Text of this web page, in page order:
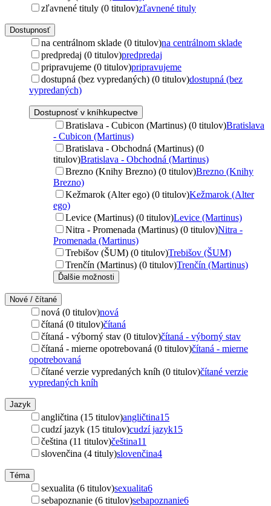
zľavnené tituly (0 titulov)zľavnené tituly
Dostupnosť
na centrálnom sklade (0 titulov)na centrálnom sklade
predpredaj (0 titulov)predpredaj
pripravujeme (0 titulov)pripravujeme
dostupná (bez vypredaných) (0 titulov)dostupná (bez
vypredaných)
Dostupnosť v kníhkupectve
Bratislava - Cubicon (Martinus) (0 titulov)Bratislava
- Cubicon (Martinus)
Bratislava - Obchodná (Martinus) (0
titulov)Bratislava - Obchodná (Martinus)
Brezno (Knihy Brezno) (0 titulov)Brezno (Knihy
Brezno)
Kežmarok (Alter ego) (0 titulov)Kežmarok (Alter
ego)
Levice (Martinus) (0 titulov)Levice (Martinus)
Nitra - Promenada (Martinus) (0 titulov)Nitra -
Promenada (Martinus)
Trebišov (ŠUM) (0 titulov)Trebišov (ŠUM)
Trenčín (Martinus) (0 titulov)Trenčín (Martinus)
Ďalšie možnosti
Nové / čítané
nová (0 titulov)nová
čítaná (0 titulov)čítaná
čítaná - výborný stav (0 titulov)čítaná - výborný stav
čítaná - mierne opotrebovaná (0 titulov)čítaná - mierne
opotrebovaná
čítané verzie vypredaných kníh (0 titulov)čítané verzie
vypredaných kníh
Jazyk
angličtina (15 titulov)angličtina15
cudzí jazyk (15 titulov)cudzí jazyk15
čeština (11 titulov)čeština11
slovenčina (4 tituly)slovenčina4
Téma
sexualita (6 titulov)sexualita6
sebapoznanie (6 titulov)sebapoznanie6